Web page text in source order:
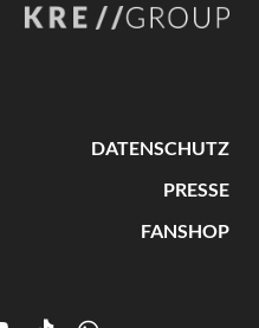
DATENSCHUTZ
PRESSE
FANSHOP